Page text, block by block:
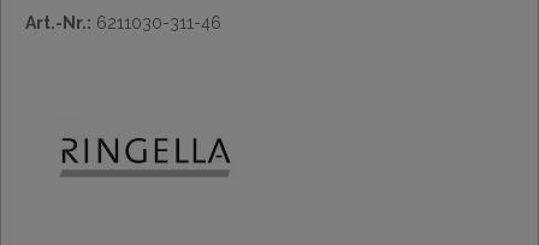
Art.-Nr.: 6211030-311-46